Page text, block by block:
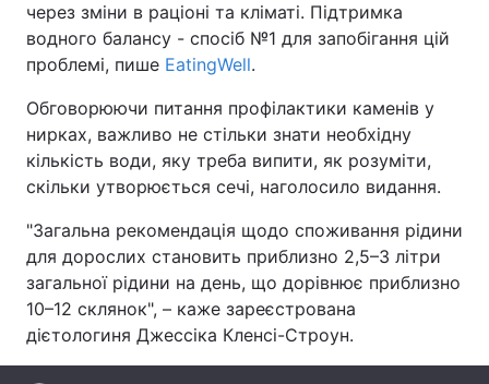
Україна Політика
Економіка
Спорт Наука
Техно і зв'язок Лайт
Здоров'я Туризм
Цікавинки Погода
Регіони
через зміни в раціоні та кліматі. Підтримка
водного балансу - спосіб №1 для запобігання цій
проблемі, пише EatingWell.
Обговорюючи питання профілактики каменів у
нирках, важливо не стільки знати необхідну
кількість води, яку треба випити, як розуміти,
скільки утворюється сечі, наголосило видання.
"Загальна рекомендація щодо споживання рідини
для дорослих становить приблизно 2,5–3 літри
загальної рідини на день, що дорівнює приблизно
10–12 склянок", – каже зареєстрована
дієтологиня Джессіка Кленсі-Строун.